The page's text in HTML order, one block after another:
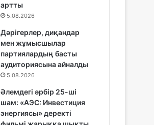
артты
5.08.2026
Дәрігерлер, диқандар
мен жұмысшылар
партиялардың басты
аудиториясына айналды
5.08.2026
Әлемдегі әрбір 25-ші
шам: «АЭС: Инвестиция
энергиясы» деректі